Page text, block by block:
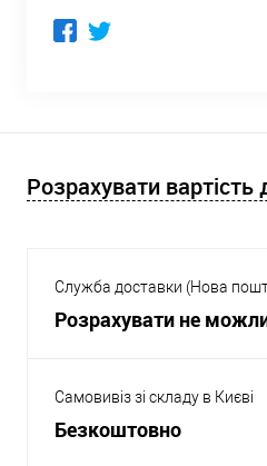
Розрахувати вартість
Служба доставки (Нова
Розрахувати не
Самовивіз зі складу в Києві
Безкоштовно